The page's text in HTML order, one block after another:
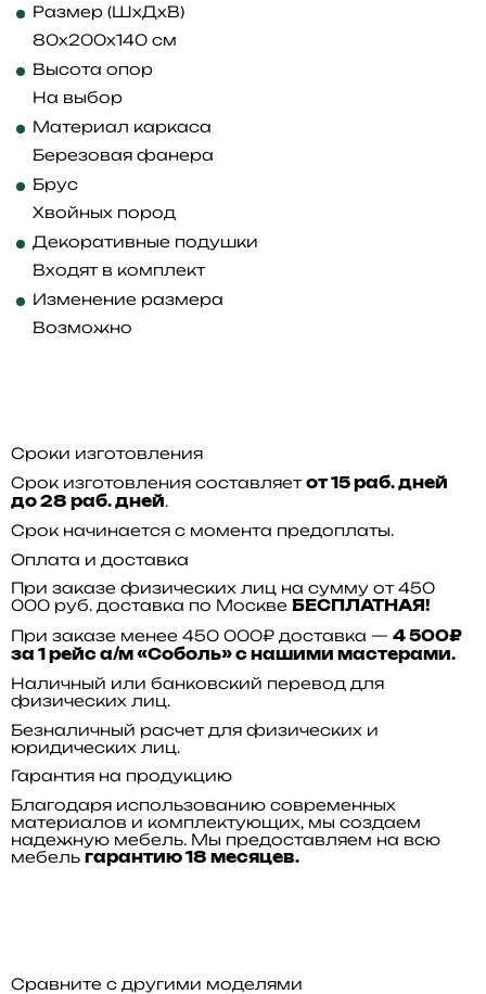
Размер (ШхДхВ)
80x200x140 см
Высота опор
На выбор
Материал каркаса
Березовая фанера
Брус
Хвойных пород
Декоративные подушки
Входят в комплект
Изменение размера
Возможно
Сроки изготовления
Срок изготовления составляет от 15 раб. дней
до 28 раб. дней.
Срок начинается с момента предоплаты.
Оплата и доставка
При заказе физических лиц на сумму от 450
000 руб. доставка по Москве БЕСПЛАТНАЯ!
При заказе менее 450 000₽ доставка — 4 500₽
за 1 рейс а/м «Соболь» с нашими мастерами.
Наличный или банковский перевод для
физических лиц.
Безналичный расчет для физических и
юридических лиц.
Гарантия на продукцию
Благодаря использованию современных
материалов и комплектующих, мы создаем
надежную мебель. Мы предоставляем на всю
мебель гарантию 18 месяцев.
Сравните с другими моделями